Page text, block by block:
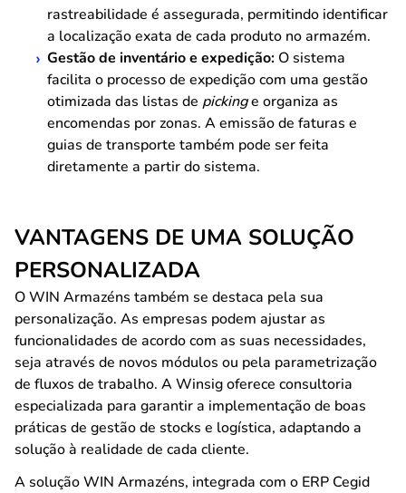
rastreabilidade é assegurada, permitindo identificar
a localização exata de cada produto no armazém.
Gestão de inventário e expedição: O sistema
facilita o processo de expedição com uma gestão
otimizada das listas de pickinge organiza as
encomendas por zonas. A emissão de faturas e
guias de transporte também pode ser feita
diretamente a partir do sistema.
VANTAGENS DE UMA SOLUÇÃO
PERSONALIZADA
O WIN Armazéns também se destaca pela sua
personalização. As empresas podem ajustar as
funcionalidades de acordo com as suas necessidades,
seja através de novos módulos ou pela parametrização
de fluxos de trabalho. A Winsig oferece consultoria
especializada para garantir a implementação de boas
práticas de gestão de stocks e logística, adaptando a
solução à realidade de cada cliente.
A solução WIN Armazéns, integrada com o ERP Cegid